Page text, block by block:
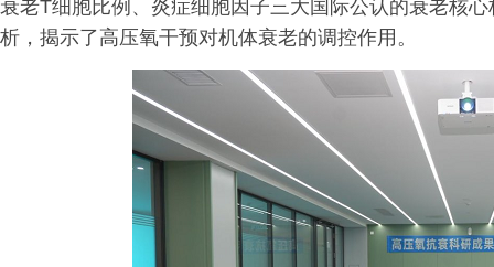
衰老T细胞比例、炎症细胞因子三大国际公认的衰老核
析，揭示了高压氧干预对机体衰老的调控作用。